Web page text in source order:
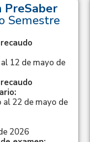
PreSaber
Semestre
12 de mayo de
al 22 de mayo de
2026